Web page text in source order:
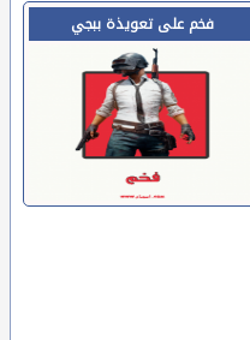
فخم على تعويذة ببجي